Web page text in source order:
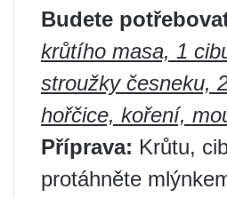
Budete
krůtího masa, 1
stroužky česneku,
hořčice, koření,
Příprava: Krůtu,
protáhněte